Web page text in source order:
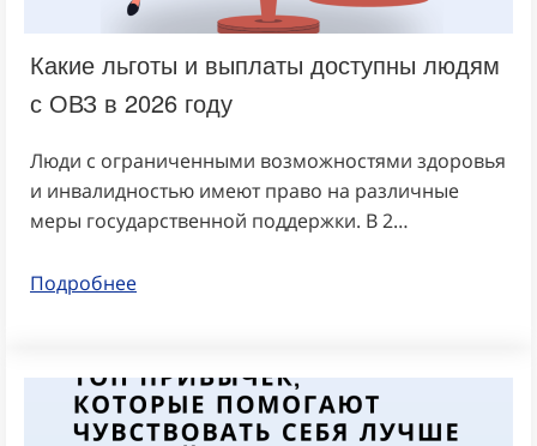
Какие льготы и выплаты доступны людям
с ОВЗ в 2026 году
Люди с ограниченными возможностями здоровья
и инвалидностью имеют право на различные
меры государственной поддержки. В 2…
Подробнее